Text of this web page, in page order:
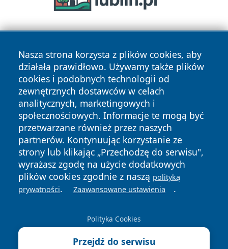
Nasza strona korzysta z plików cookies, aby
działała prawidłowo. Używamy także plików
cookies i podobnych technologii od
zewnętrznych dostawców w celach
analitycznych, marketingowych i
społecznościowych. Informacje te mogą być
przetwarzane również przez naszych
partnerów. Kontynuując korzystanie ze
strony lub klikając „Przechodzę do serwisu",
wyrażasz zgodę na użycie dodatkowych
plików cookies zgodnie z naszą polityką
prywatności. Zaawansowane ustawienia .
Polityka Cookies
Przejdź do serwisu
Copyright © 2026 echolegnica.pl Wszystkie prawa
zastrzeżone.
News Autorzy
Polityka
Prywatności
Polityka
Cookies